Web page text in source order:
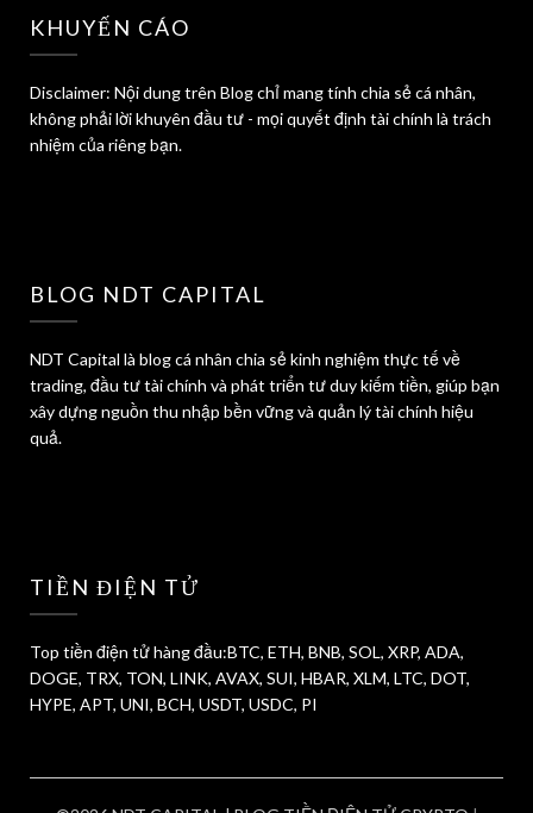
KHUYẾN CÁO
Disclaimer: Nội dung trên Blog chỉ mang tính chia sẻ cá nhân,
không phải lời khuyên đầu tư - mọi quyết định tài chính là trách
nhiệm của riêng bạn.
BLOG NDT CAPITAL
NDT Capital là blog cá nhân chia sẻ kinh nghiệm thực tế về
trading, đầu tư tài chính và phát triển tư duy kiếm tiền, giúp bạn
xây dựng nguồn thu nhập bền vững và quản lý tài chính hiệu
quả.
TIỀN ĐIỆN TỬ
Top tiền điện tử hàng đầu:BTC, ETH, BNB, SOL, XRP, ADA,
DOGE, TRX, TON, LINK, AVAX, SUI, HBAR, XLM, LTC, DOT,
HYPE, APT, UNI, BCH, USDT, USDC, PI